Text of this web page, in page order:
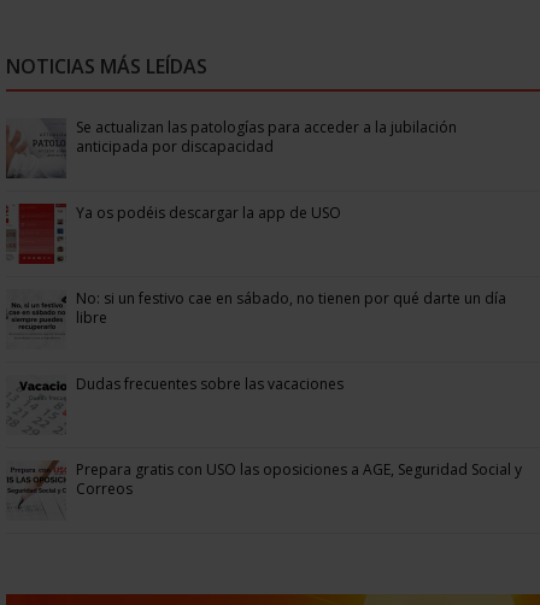
NOTICIAS MÁS LEÍDAS
Se actualizan las patologías para acceder a la jubilación
anticipada por discapacidad
Ya os podéis descargar la app de USO
No: si un festivo cae en sábado, no tienen por qué darte un día
libre
Dudas frecuentes sobre las vacaciones
Prepara gratis con USO las oposiciones a AGE, Seguridad Social y
Correos